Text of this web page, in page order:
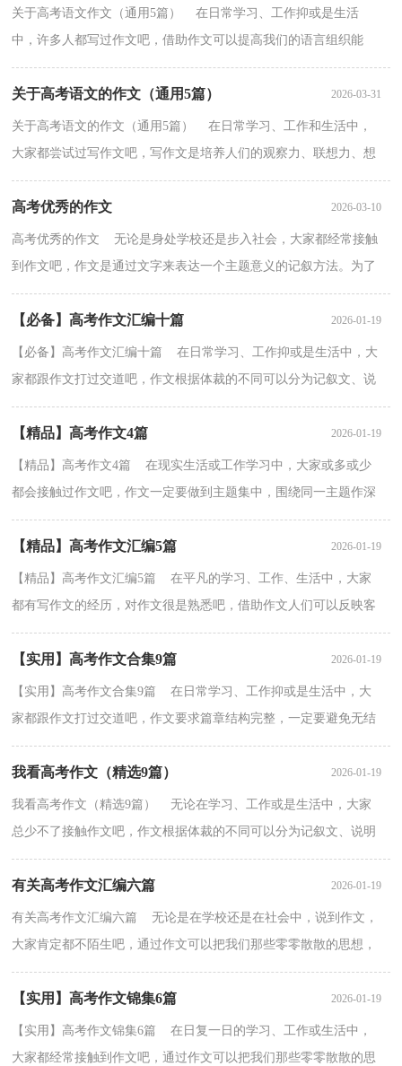
关于高考语文作文（通用5篇） 在日常学习、工作抑或是生活
中，许多人都写过作文吧，借助作文可以提高我们的语言组织能
力。相信许多人会觉得作文很难写吧，下面是小编整理的关于高...
关于高考语文的作文（通用5篇） 2026-03-31
关于高考语文的作文（通用5篇） 在日常学习、工作和生活中，
大家都尝试过写作文吧，写作文是培养人们的观察力、联想力、想
象力、思考力和记忆力的重要手段。那么你有了解过作文...
高考优秀的作文 2026-03-10
高考优秀的作文 无论是身处学校还是步入社会，大家都经常接触
到作文吧，作文是通过文字来表达一个主题意义的记叙方法。为了
让您在写作文时更加简单方便，下面是小编收集整理的...
【必备】高考作文汇编十篇 2026-01-19
【必备】高考作文汇编十篇 在日常学习、工作抑或是生活中，大
家都跟作文打过交道吧，作文根据体裁的不同可以分为记叙文、说
明文、应用文、议论文。如何写一篇有思想、有文采...
【精品】高考作文4篇 2026-01-19
【精品】高考作文4篇 在现实生活或工作学习中，大家或多或少
都会接触过作文吧，作文一定要做到主题集中，围绕同一主题作深
入阐述，切忌东拉西扯，主题涣散甚至无主题。怎么写作文...
【精品】高考作文汇编5篇 2026-01-19
【精品】高考作文汇编5篇 在平凡的学习、工作、生活中，大家
都有写作文的经历，对作文很是熟悉吧，借助作文人们可以反映客
观事物、表达思想感情、传递知识信息。为了让您在写...
【实用】高考作文合集9篇 2026-01-19
【实用】高考作文合集9篇 在日常学习、工作抑或是生活中，大
家都跟作文打过交道吧，作文要求篇章结构完整，一定要避免无结
尾作文的出现。那么你知道一篇好的作文该怎么写吗？下...
我看高考作文（精选9篇） 2026-01-19
我看高考作文（精选9篇） 无论在学习、工作或是生活中，大家
总少不了接触作文吧，作文根据体裁的不同可以分为记叙文、说明
文、应用文、议论文。你写作文时总是无从下笔？下面是小...
有关高考作文汇编六篇 2026-01-19
有关高考作文汇编六篇 无论是在学校还是在社会中，说到作文，
大家肯定都不陌生吧，通过作文可以把我们那些零零散散的思想，
聚集在一块。你所见过的作文是什么样的呢？以下是小编精...
【实用】高考作文锦集6篇 2026-01-19
【实用】高考作文锦集6篇 在日复一日的学习、工作或生活中，
大家都经常接触到作文吧，通过作文可以把我们那些零零散散的思